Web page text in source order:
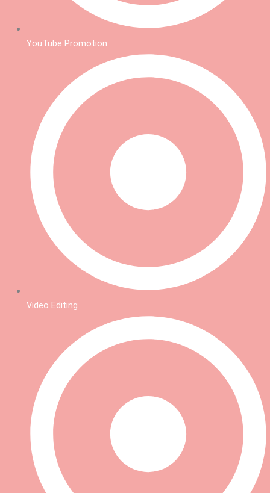
YouTube Promotion
Video Editing